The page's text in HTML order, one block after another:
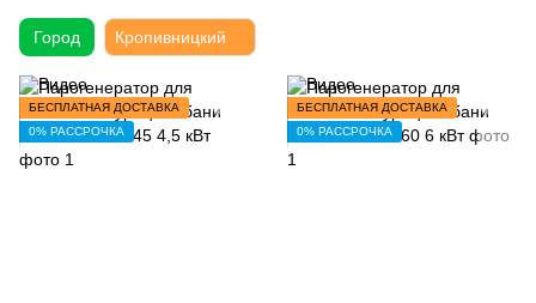
Город Кропивницкий
БЕСПЛАТНАЯ ДОСТАВКА
0% РАССРОЧКА
БЕСПЛАТНАЯ ДОСТАВКА
0% РАССРОЧКА